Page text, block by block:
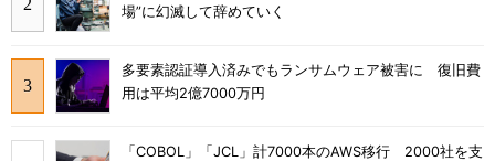
場”に幻滅して辞めていく
多要素認証導入済みでもランサムウェア被害に 復旧費
用は平均2億7000万円
「COBOL」「JCL」計7000本のAWS移行 2000社を支